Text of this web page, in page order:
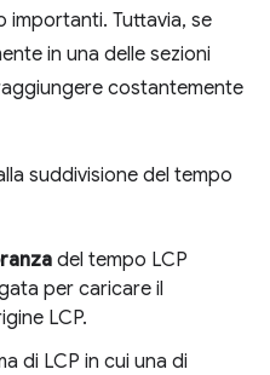
importanti. Tuttavia, se
in una delle sezioni
costantemente
suddivisione del tempo
del tempo LCP
per caricare il
LCP.
di LCP in cui una di